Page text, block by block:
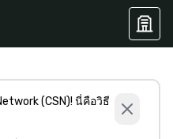
(CSN)! นี่คือวิธี